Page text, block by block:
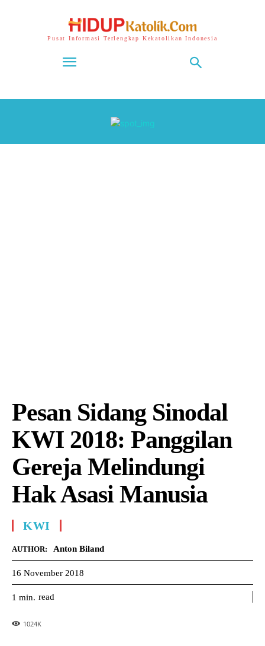
Pusat Informasi Terlengkap Kekatolikan Indonesia
Pesan Sidang Sinodal
KWI 2018: Panggilan
Gereja Melindungi
Hak Asasi Manusia
KWI
AUTHOR: Anton Biland
16 November 2018
1 min. read
1024K